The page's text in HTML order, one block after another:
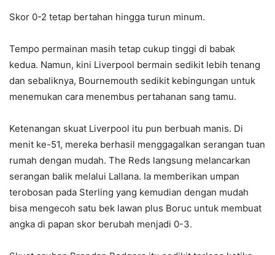
Skor 0-2 tetap bertahan hingga turun minum.
Tempo permainan masih tetap cukup tinggi di babak
kedua. Namun, kini Liverpool bermain sedikit lebih tenang
dan sebaliknya, Bournemouth sedikit kebingungan untuk
menemukan cara menembus pertahanan sang tamu.
Ketenangan skuat Liverpool itu pun berbuah manis. Di
menit ke-51, mereka berhasil menggagalkan serangan tuan
rumah dengan mudah. The Reds langsung melancarkan
serangan balik melalui Lallana. Ia memberikan umpan
terobosan pada Sterling yang kemudian dengan mudah
bisa mengecoh satu bek lawan plus Boruc untuk membuat
angka di papan skor berubah menjadi 0-3.